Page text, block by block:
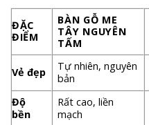
ĐẶC
ĐIỂM
BÀN GỖ ME
TÂY NGUYÊN
TẤM
Vẻ đẹp
Tự nhiên, nguyên
bản
Độ
bền
Rất cao, liền
mạch